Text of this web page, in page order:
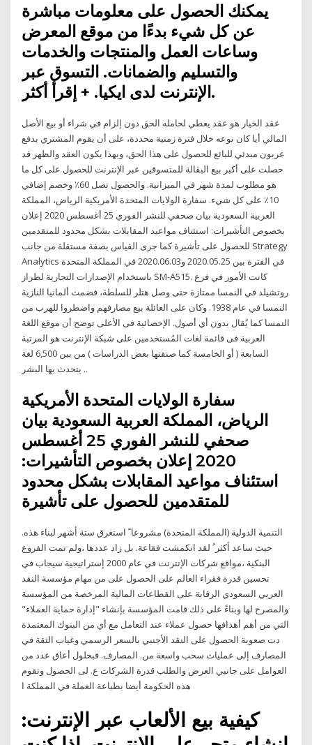
يمكنك الحصول على معلومات مباشرة
عن كل شيء بدءًا من موقع المعرض
وساعات العمل والمنتجات والخدمات
والتسليم والضمانات. التسوق عبر
الإنترنت لدى ايكيا. + إقرأ أكثر.
عقد الخيار هو عقد يعطي لحامله الحق دون إلزام في شراء أو بيع الأصل
المالي أيا كان نوعه خلال فترة زمنية محددة، على أن يقوم المشتري بدفع
عربون مبدئي للبائع للحصول على هذا الحق، وبهذا يكون العقد والظهر قد
حصلت على أكبر بيع البقالة للمتسوقين عبر الإنترنت للحصول على كل ما
هو مطلوب لمدة شهر في الميزانية. والحصول تصل 60٪ وخصم إضافي
10٪ على كل شيء. سفارة الولايات المتحدة الأمريكية الرياض، المملكة
العربية السعودية بيان صحفي للنشر الفوري 25 أغسطس 2020 إعلان
بخصوص التأشيرات: استئناف مواعيد المقابلات بشكل محدود للمتقدمين
للحصول على تأشيرة كما جرى القياس بصفة مستقلة من جانب Strategy
Analytics في الفترة بين 2020.05.25 و2020.06.03 في المملكة المتحدة
باستخدام الإصدارات التجارية لطراز SM-A515. كانت الأمور في فرع
روتشيلد في النمسا ممتازة حتى وصل هتلر للسلطة، فضمت ألمانيا النازية
النمسا في عام 1938. وكان على العائلة بيع مصارفهم واضطروا للهرب من
النمسا كما يُقال بدون أي أصول. الإحصائية فى الأعلى توضح أن موقع اللغة
العربية فى قائمة لغات المُستخدمين على شبكة الإنترنت هو المرتبة
السابعة ( أو الخامسة كما صنفتها بعض الدراسات ) من بين 6,500 لغة
يتحدث بها البشر ..
سفارة الولايات المتحدة الأمريكية
الرياض، المملكة العربية السعودية بيان
صحفي للنشر الفوري 25 أغسطس
2020 إعلان بخصوص التأشيرات:
استئناف مواعيد المقابلات بشكل محدود
للمتقدمين للحصول على تأشيرة
ﺍﻟﺘﻨﻤﻴﺔ ﺍﻟﺪﻭﻟﻴﺔ (ﺍﻟﻤﻤﻠﻜﺔ ﺍﻟﻤﺘﺤﺪﺓ) ﻣﺸﺮﻭﻋﺎﹰ ﺍﺳﺘﻐﺮﻕ ﺳﺘﺔ ﺃﺷﻬﺮ ﻟﺒﻨﺎﺀ ﻫﺬﻩ.
ﺣﻴﺚ ﺳﺎﻋﺪ ﺃﻛﺜﺮﹸ ﻟﻘﺪ ﺍﻧﻜﻤﺸﺖ ﻓﻘﺎﻋﺔ. ﺑﻞ ﺯﺍﺩ ﻋﺪﺩﻫﺎ ،ﻭﻟﻢ ﺗﻤﺖ ﺍﻟﻔﺮﻭﻉ
ﺍﻟﺒﻨﻜﻴﺔ ،ﻣﻮﺍﻗﻊ ﺷﺮﻛﺎﺕ ﺍﻹﻧﺘﺮﻧﺖ ﻓﻲ ﻋﺎﻡ 2000 ﺇﺳﺘﺮﺍﺗﻴﺠﻴﺔ ﺳﻴﺠﺎﺏ ﻓﻲ
ﺗﺤﺴﻴﻦ ﻗﺪﺭﺓ ﻓﻘﺮﺍﺀ ﺍﻟﻌﺎﻟﻢ ﻋﻠﻰ ﺍﻟﺤﺼﻮﻝ ﻋﻠﻰ من مهام مؤسسة النقد
العربي السعودي الرقابة على القطاعات المالية المرخصة من المؤسسة
والمصرح لها وبناءً على ذلك قامت المؤسسة بإنشاء "إدارة حماية العملاء"
التي من أهم أهدافها حصول عملاء عند التعامل مع أي من البنوك المعتمدة
دت صعوبة الحصول على النقد اﻷجنبي بالسعر الرسمي وغياب الثقة في
المصارف إلى عمليات سحب واسعة من. المصارف. فبحلول أعاق عدد من
العوامل على جانبي العرض والطلب قدرة الشركات ع. لى الحصول وتقوم
هذه الحكومة أيضا بطباعة العملة في المملكة ا
كيفية بيع الألعاب عبر الإنترنت: